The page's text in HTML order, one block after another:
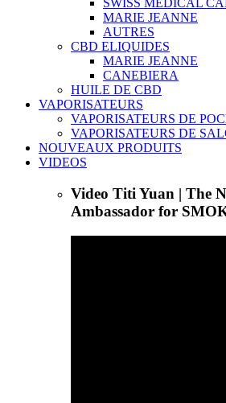
SWISS MEDICAL
MARIE JEANNE
AUTRES
CBD ELIQUIDES
MARIE JEANNE
CANEBIERA
HUILE DE CBD
VAPORISATEURS
VAPORISATEURS DE
VAPORISATEURS DE
NOUVEAUX PRODUITS
VIDEOS
Video Titi Yuan | The
Ambassador for